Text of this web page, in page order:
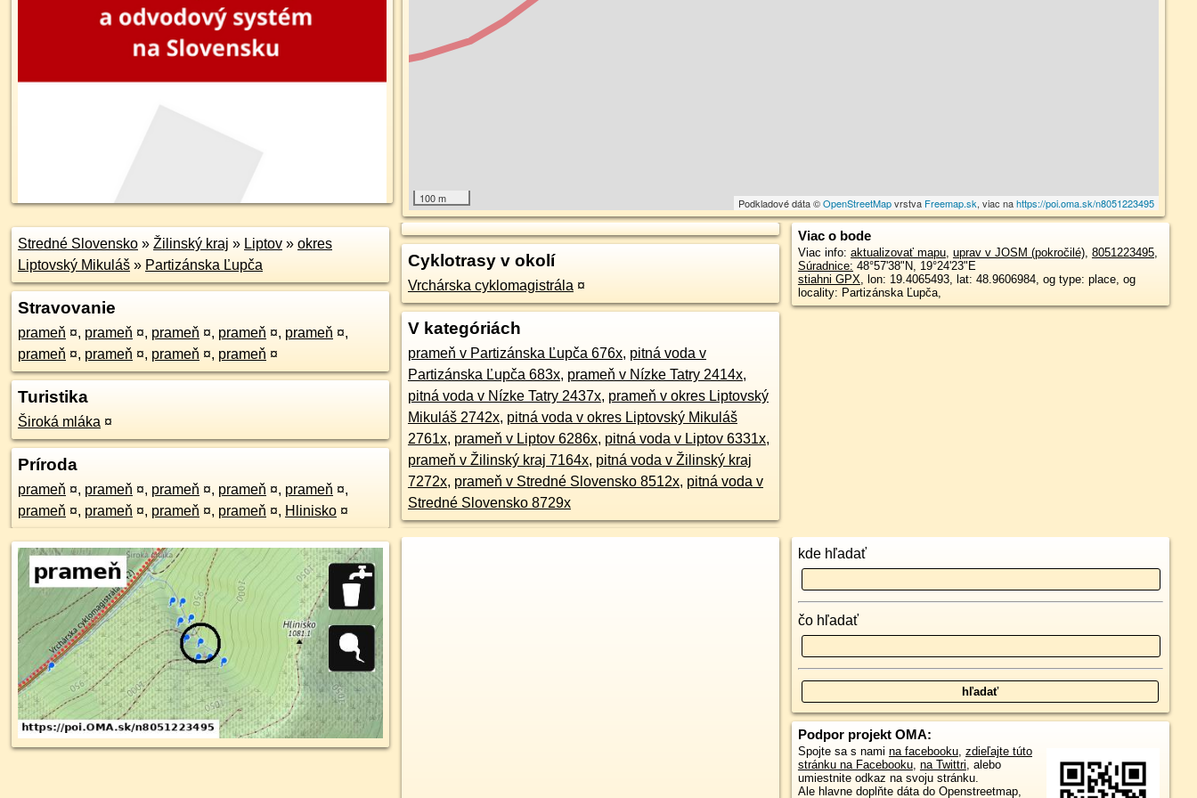
100 m Podkladové dáta ©OpenStreetMapvrstva Freemap.sk, viac nahttps://poi.oma.sk/n8051223495
Stredné Slovensko » Žilinský kraj » Liptov » okres
Liptovský Mikuláš » Partizánska Ľupča
Stravovanie
prameň ¤, prameň ¤, prameň ¤, prameň ¤, prameň ¤,
prameň ¤, prameň ¤, prameň ¤, prameň ¤
Turistika
Široká mláka ¤
Príroda
prameň ¤, prameň ¤, prameň ¤, prameň ¤, prameň ¤,
prameň ¤, prameň ¤, prameň ¤, prameň ¤, Hlinisko ¤
Cyklotrasy v okolí
Vrchárska cyklomagistrála ¤
V kategóriách
prameň v Partizánska Ľupča 676x, pitná voda v
Partizánska Ľupča 683x, prameň v Nízke Tatry 2414x,
pitná voda v Nízke Tatry 2437x, prameň v okres Liptovský
Mikuláš 2742x, pitná voda v okres Liptovský Mikuláš
2761x, prameň v Liptov 6286x, pitná voda v Liptov 6331x,
prameň v Žilinský kraj 7164x, pitná voda v Žilinský kraj
7272x, prameň v Stredné Slovensko 8512x, pitná voda v
Stredné Slovensko 8729x
Viac o bode
Viac info: aktualizovať mapu, uprav v JOSM (pokročilé), 8051223495,
Súradnice: 48°57'38"N, 19°24'23"E
stiahni GPX, lon: 19.4065493, lat: 48.9606984, og type: place, og
locality: Partizánska Ľupča,
kde hľadať
čo hľadať
Podpor projekt OMA:
Spojte sa s nami na facebooku, zdieľajte túto
stránku na Facebooku, na Twittri, alebo
umiestnite odkaz na svoju stránku.
Ale hlavne doplňte dáta do Openstreetmap,